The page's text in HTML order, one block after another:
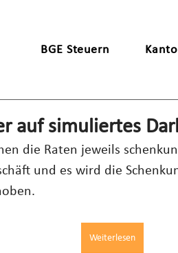
BGE Steuern
auf simuliertes
die Raten jeweils
und es wird die
Weiterlesen